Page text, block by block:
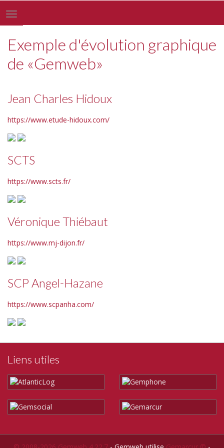
Toggle
navigation
Exemple d'évolution graphique
de «Gemweb»
Jean Charles Hidoux
https://www.etude-hidoux.com/
SCTS
https://www.scts.fr/
Véronique Thiébaut
https://www.mj-dijon.fr/
SCP Angel-Hazane
https://www.scpanha.com/
Liens utiles